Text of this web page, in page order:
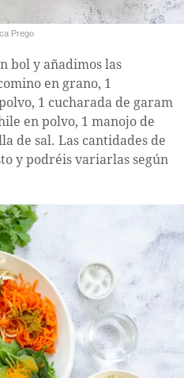
Prego
bol y añadimos las
en grano, 1
1 cucharada de garam
en polvo, 1 manojo de
de sal. Las cantidades de
y podréis variarlas según